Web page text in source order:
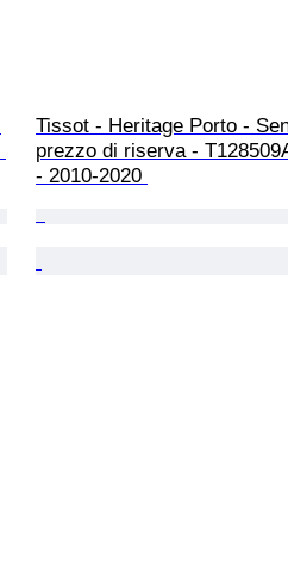
Tissot - Heritage Porto -
prezzo di riserva -
- 2010-2020